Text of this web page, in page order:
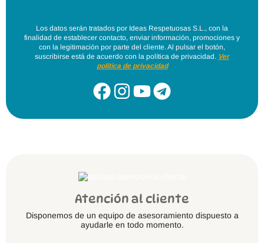
Los datos serán tratados por Ideas Respetuosas S.L., con la
finalidad de establecer contacto, enviar información, promociones y
con la legitimación por parte del cliente. Al pulsar el botón,
suscribirse está de acuerdo con la política de privacidad. Ver
política de privacidad
Atención al cliente
Disponemos de un equipo de asesoramiento dispuesto a
ayudarle en todo momento.